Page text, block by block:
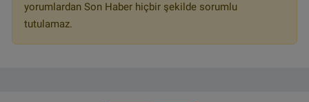
yorumlardan Son Haber hiçbir şekilde sorumlu
tutulamaz.